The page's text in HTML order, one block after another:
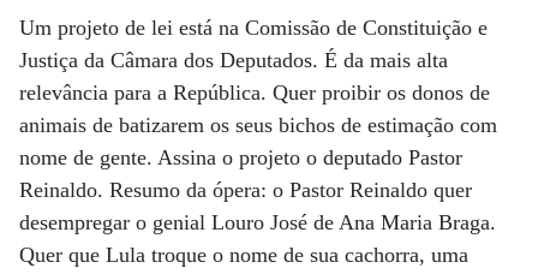
Um projeto de lei está na Comissão de Constituição e
Justiça da Câmara dos Deputados. É da mais alta
relevância para a República. Quer proibir os donos de
animais de batizarem os seus bichos de estimação com
nome de gente. Assina o projeto o deputado Pastor
Reinaldo. Resumo da ópera: o Pastor Reinaldo quer
desempregar o genial Louro José de Ana Maria Braga.
Quer que Lula troque o nome de sua cachorra, uma